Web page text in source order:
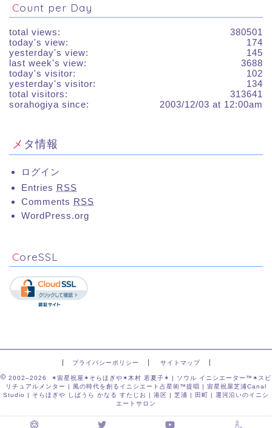
Count per Day
380501
total views:
174
today's view:
145
yesterday's view:
3688
last week's view:
102
today's visitor:
134
yesterday's visitor:
313641
total visitors:
2003/12/03 at 12:00am
sorahogiya since:
メタ情報
ログイン
Entries RSS
Comments RSS
WordPress.org
CoreSSL
プライバシーポリシー サイトマップ
2002–2026 ✶宙星祝屋✶そらほぎや✶木村 若夏子✶ | ソウル イニシエーター™✶スピ
リチュアルメンター | 風の時代を創るイニシエート占星術™提唱 | 宙星祝屋芝浦Canal
Studio | そらほぎや しばうら かなる すたじお | 港区 | 芝浦 | 田町 | 運河沿いのイニシ
エートサロン